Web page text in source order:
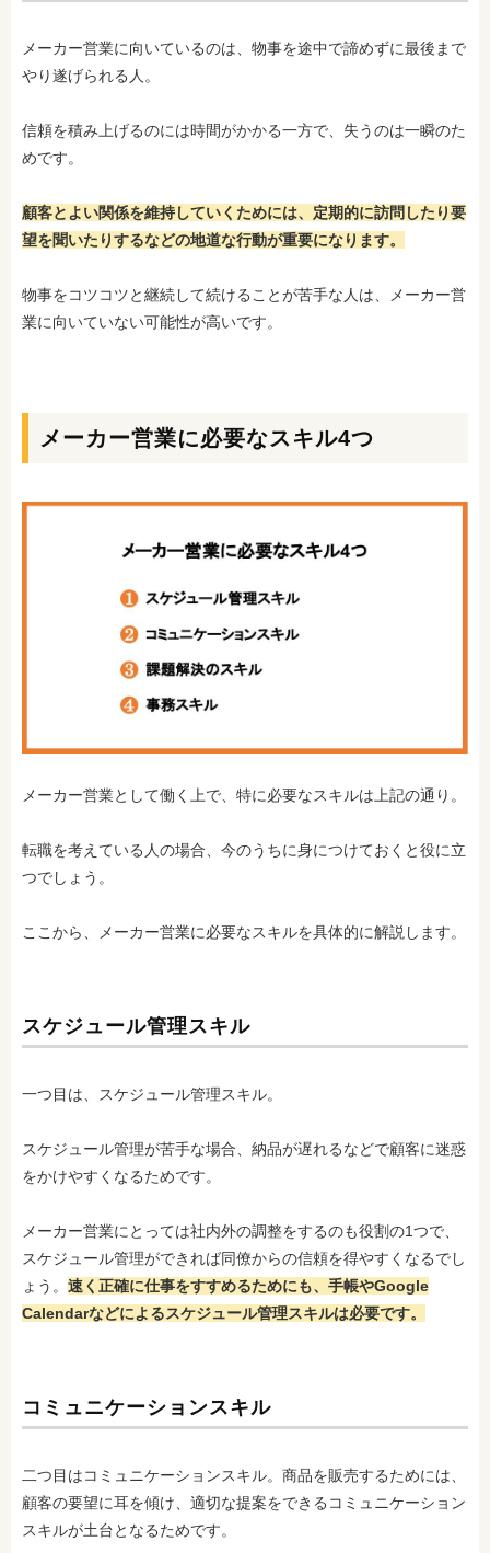
メーカー営業に向いているのは、物事を途中で諦めずに最後まで
やり遂げられる人。
信頼を積み上げるのには時間がかかる一方で、失うのは一瞬のた
めです。
顧客とよい関係を維持していくためには、定期的に訪問したり要
望を聞いたりするなどの地道な行動が重要になります。
物事をコツコツと継続して続けることが苦手な人は、メーカー営
業に向いていない可能性が高いです。
メーカー営業に必要なスキル4つ
メーカー営業として働く上で、特に必要なスキルは上記の通り。
転職を考えている人の場合、今のうちに身につけておくと役に立
つでしょう。
ここから、メーカー営業に必要なスキルを具体的に解説します。
スケジュール管理スキル
一つ目は、スケジュール管理スキル。
スケジュール管理が苦手な場合、納品が遅れるなどで顧客に迷惑
をかけやすくなるためです。
メーカー営業にとっては社内外の調整をするのも役割の1つで、
スケジュール管理ができれば同僚からの信頼を得やすくなるでし
ょう。 速く正確に仕事をすすめるためにも、手帳やGoogle
Calendarなどによるスケジュール管理スキルは必要です。
コミュニケーションスキル
二つ目はコミュニケーションスキル。商品を販売するためには、
顧客の要望に耳を傾け、適切な提案をできるコミュニケーション
スキルが土台となるためです。